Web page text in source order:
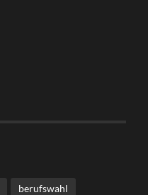
berufswahl